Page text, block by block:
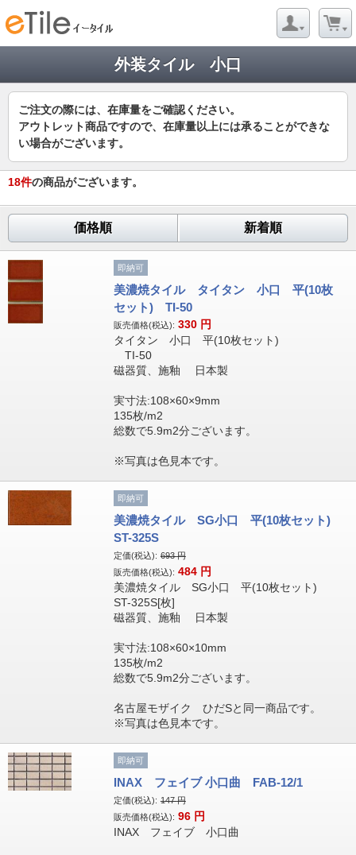
外装タイル 小口
ご注文の際には、在庫量をご確認ください。
アウトレット商品ですので、在庫量以上には承ることができな
い場合がございます。
18件の商品がございます。
価格順 新着順
即納可
美濃焼タイル タイタン 小口 平(10枚
セット) TI-50
販売価格(税込): 330 円
タイタン 小口 平(10枚セット)
TI-50
磁器質、施釉 日本製
実寸法:108×60×9mm
135枚/m2
総数で5.9m2分ございます。
※写真は色見本です。
即納可
美濃焼タイル SG小口 平(10枚セット)
ST-325S
定価(税込): 693円
販売価格(税込): 484 円
美濃焼タイル SG小口 平(10枚セット)
ST-325S[枚]
磁器質、施釉 日本製
実寸法:108×60×10mm
135枚/m2
総数で5.9m2分ございます。
名古屋モザイク ひだSと同一商品です。
※写真は色見本です。
即納可
INAX フェイブ 小口曲 FAB-12/1
定価(税込): 147円
販売価格(税込): 96 円
INAX フェイブ 小口曲